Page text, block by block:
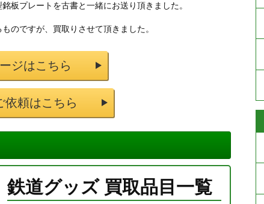
板プレートを古書と一緒にお送り頂きました。
のですが、買取りさせて頂きました。
ジはこちら
依頼はこちら
鉄道グッズ 買取品目一覧